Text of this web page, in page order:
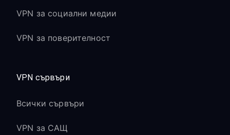
VPN за социални медии
VPN за поверителност
VPN сървъри
Всички сървъри
VPN за САЩ